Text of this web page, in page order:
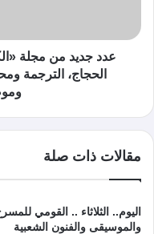
عدد جديد من مجلة
الحجاج، الترجمة
مقالات ذات صلة
اليوم.. الثلاثاء .. القومي
والموسيقى والفنون الشعبية